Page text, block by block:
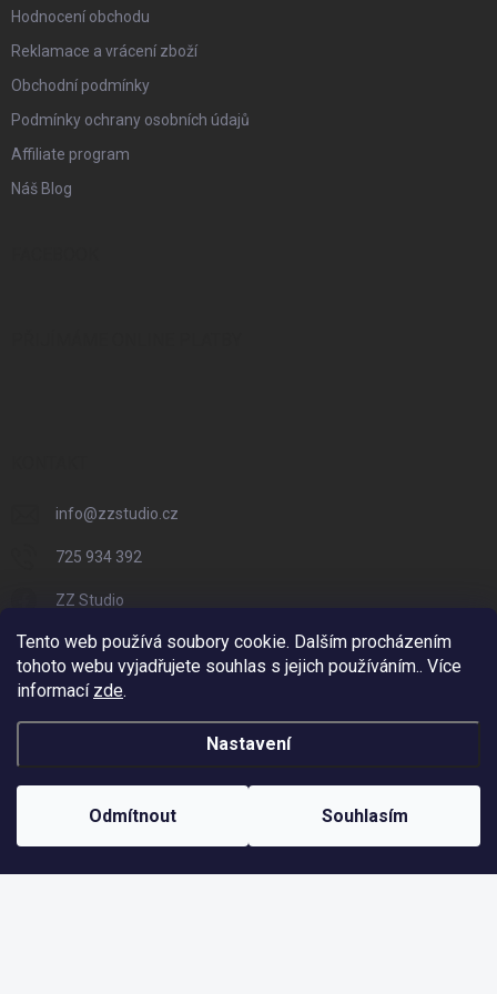
Tento web používá soubory cookie. Dalším procházením
tohoto webu vyjadřujete souhlas s jejich používáním.. Více
informací zde.
Nastavení
Odmítnout Souhlasím
Hodnocení obchodu
Reklamace a vrácení zboží
Obchodní podmínky
Podmínky ochrany osobních údajů
Affiliate program
Náš Blog
info@zzstudio.cz
725 934 392
ZZ Studio
zzstudio_cz
Vytvořil Shoptet
ZZ Eshop - Svět potisku. Všechna práva vyhrazena.
Odstoupit od smlouvy